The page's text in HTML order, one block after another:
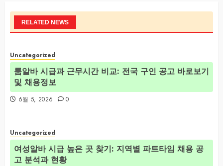
RELATED NEWS
Uncategorized
룸알바 시급과 근무시간 비교: 전국 구인 공고 바로보기
및 채용정보
6월 5, 2026 0
Uncategorized
여성알바 시급 높은 곳 찾기: 지역별 파트타임 채용 공
고 분석과 현황